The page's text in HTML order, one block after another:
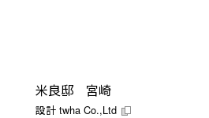
米良邸 宮崎
設計 twha Co.,Ltd